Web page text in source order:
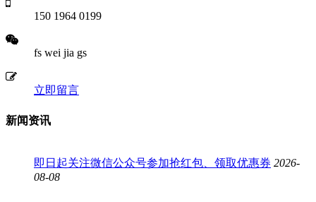
150 1964 0199
fs wei jia gs
立即留言
新闻资讯
即日起关注微信公众号参加抢红包、领取优惠券 2026-
08-08